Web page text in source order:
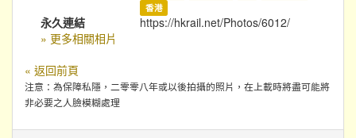
香港
永久連結
https://hkrail.net/Photos/6012/
» 更多相關相片
« 返回前頁
注意：為保障私隱，二零零八年或以後拍攝的照片，在上載時將盡可能將
非必要之人臉模糊處理